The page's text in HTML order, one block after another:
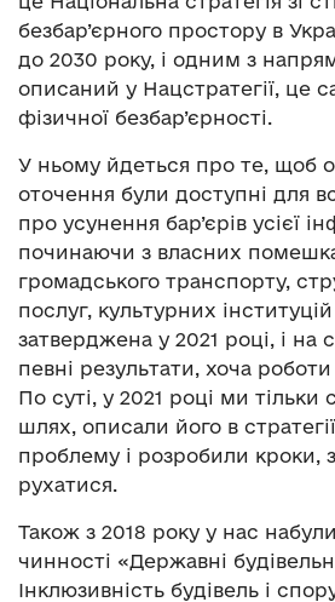
безбар’єрного простору в
до 2030 року, і одним з
описаний у Нацстратегії, це
фізичної безбар’єрності.
У ньому йдеться про те, щоб
оточення були доступні для
про усунення бар’єрів усієї
починаючи з власних
громадського транспорту,
послуг, культурних
затверджена у 2021 році, і на
певні результати, хоча
По суті, у 2021 році ми тільки
шлях, описали його в
проблему і розробили кроки,
рухатися.
Також з 2018 року у нас набули
чинності «Державні
Інклюзивність будівель і